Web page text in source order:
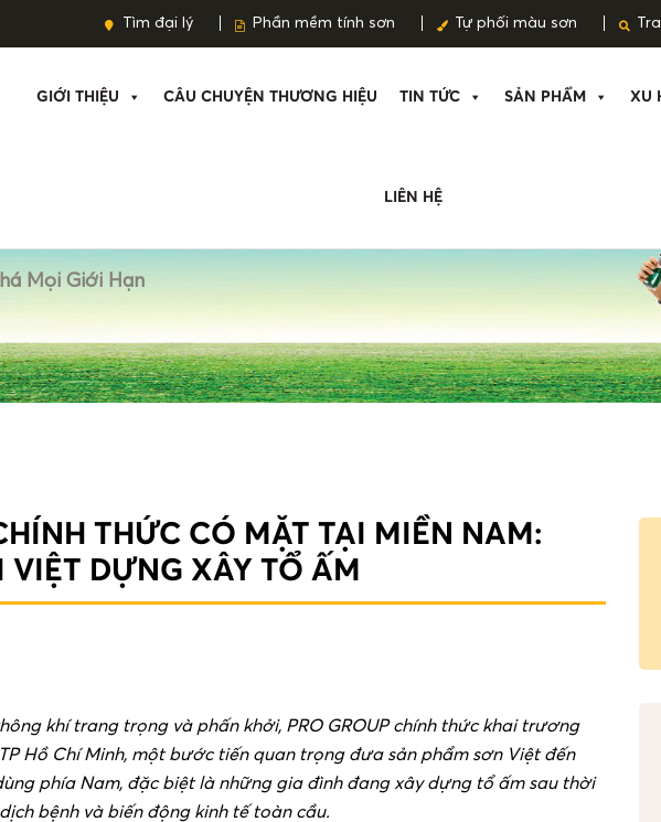
Tìm đại lý Phần mềm tính sơn Tự phối màu sơn
GIỚI THIỆU CÂU CHUYỆN THƯƠNG HIỆU TIN TỨC SẢN PHẨM XU
LIÊN HỆ
Mọi Giới Hạn
THỨC CÓ MẶT TẠI MIỀN NAM:
DỰNG XÂY TỔ ẤM
khí trang trọng và phấn khởi, PRO GROUP chính thức khai trương
Hồ Chí Minh, một bước tiến quan trọng đưa sản phẩm sơn Việt đến
phía Nam, đặc biệt là những gia đình đang xây dựng tổ ấm sau thời
bệnh và biến động kinh tế toàn cầu.